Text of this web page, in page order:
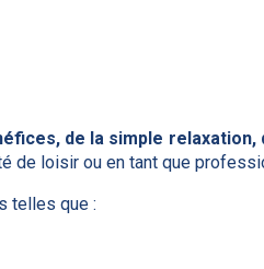
de la simple relaxation,
de loisir ou en tant que
telles que :